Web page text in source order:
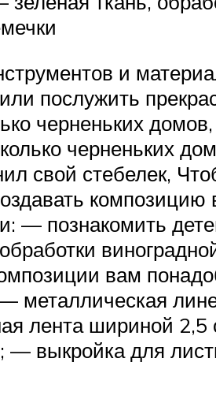
и
или послужить
черненьких
черненьких
свой стебелек,
— познакомить
вам
— металлическая
лента шириной
— выкройка для